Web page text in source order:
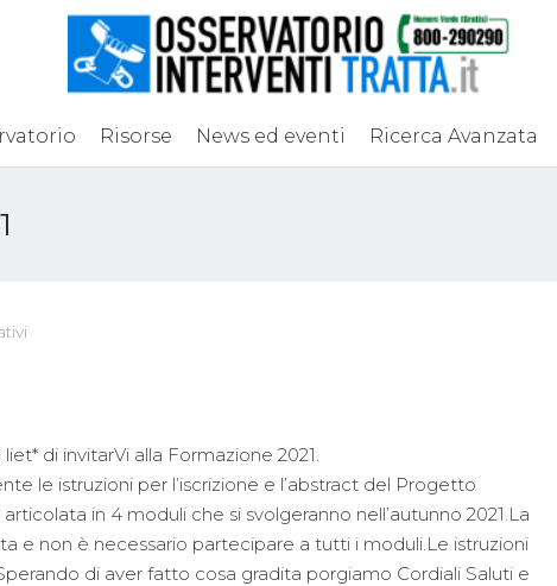
Risorse News ed eventi Ricerca Avanzata
di invitarVi alla Formazione 2021.
le istruzioni per l’iscrizione e l’abstract del Progetto
in 4 moduli che si svolgeranno nell’autunno 2021.La
e non è necessario partecipare a tutti i moduli.Le istruzioni
di aver fatto cosa gradita porgiamo Cordiali Saluti e